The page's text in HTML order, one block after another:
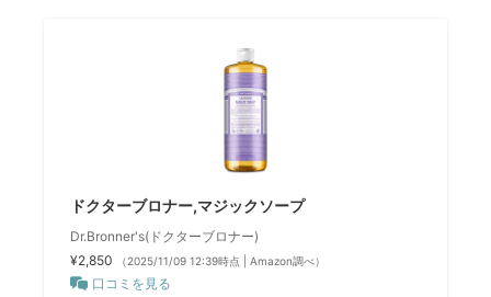
ドクターブロナー,マジックソープ
Dr.Bronner's(ドクターブロナー)
¥2,850
（2025/11/09 12:39時点 | Amazon調べ）
口コミを見る